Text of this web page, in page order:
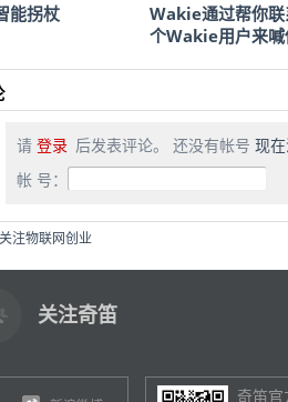
能拐杖
Wakie通过帮你联
个Wakie用户来喊
请 登录 后发表评论。 还没有帐号 现
帐 号：
关注奇笛
奇笛